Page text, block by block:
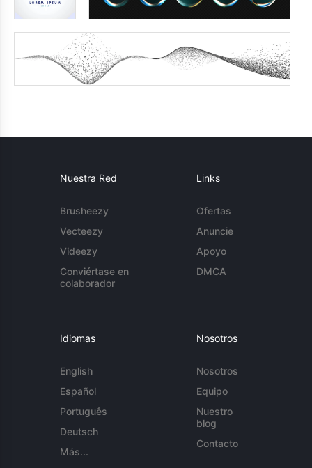
Nuestra Red
Brusheezy
Vecteezy
Videezy
Conviértase en
colaborador
Links
Ofertas
Anuncie
Apoyo
DMCA
Idiomas
English
Español
Português
Deutsch
Más...
Nosotros
Nosotros
Equipo
Nuestro
blog
Contacto